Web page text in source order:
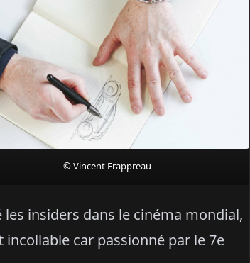
© Vincent Frappreau
insiders dans le cinéma mondial,
car passionné par le 7e